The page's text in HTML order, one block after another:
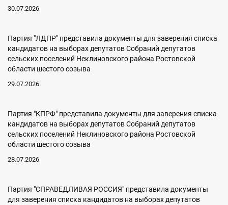
30.07.2026
Партия "ЛДПР" представила документы для заверения списка
кандидатов на выборах депутатов Собраний депутатов
сельских поселений Неклиновского района Ростовской
области шестого созыва
29.07.2026
Партия "КПРФ" представила документы для заверения списка
кандидатов на выборах депутатов Собраний депутатов
сельских поселений Неклиновского района Ростовской
области шестого созыва
28.07.2026
Партия "СПРАВЕДЛИВАЯ РОССИЯ" представила документы
для заверения списка кандидатов на выборах депутатов